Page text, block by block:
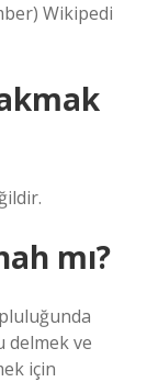
Wikipedi
mı?
delmek ve
için